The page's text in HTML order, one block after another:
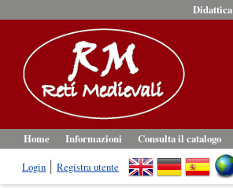
Didattica
Home Informazioni
Consulta il catalogo
Login
Registra utente